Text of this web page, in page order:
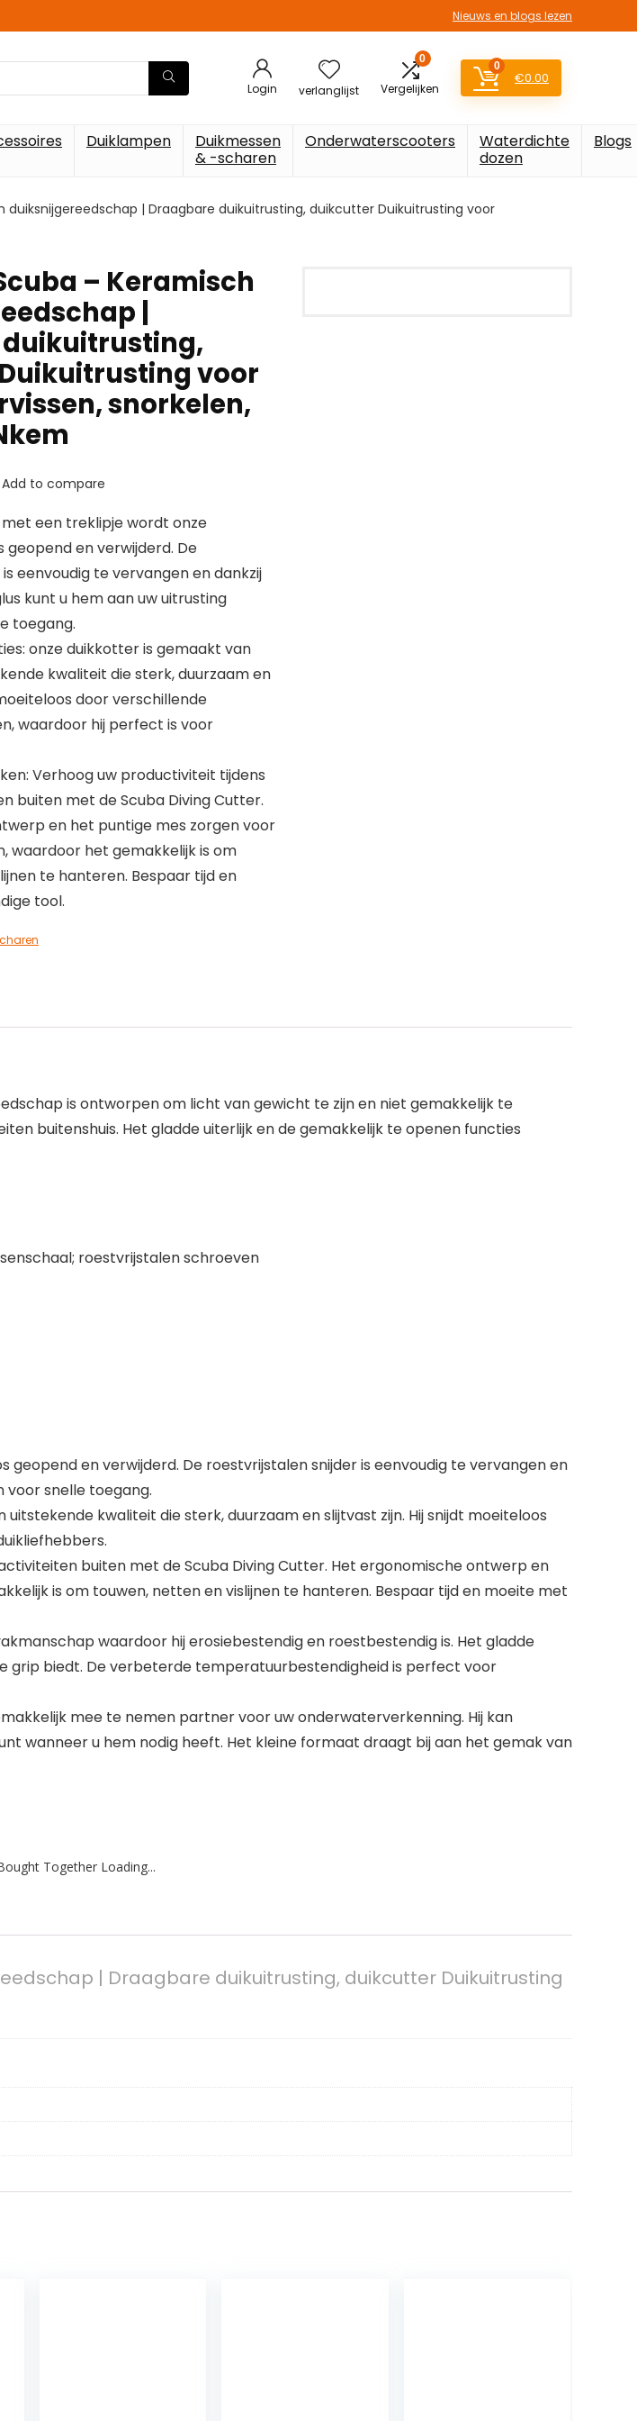
Nieuws en blogs lezen
Login verlanglijst
0
Vergelijken
0
€0.00
Duiklampen
Duikmessen
& -scharen
Onderwaterscooters
Waterdichte
dozen
Blogs
duiksnijgereedschap | Draagbare duikuitrusting, duikcutter Duikuitrusting voor
– Keramisch
|
voor
snorkelen,
Add to compare
een treklipje wordt onze
en verwijderd. De
eenvoudig te vervangen en dankzij
kunt u hem aan uw uitrusting
toegang.
onze duikkotter is gemaakt van
kwaliteit die sterk, duurzaam en
door verschillende
waardoor hij perfect is voor
Verhoog uw productiviteit tijdens
buiten met de Scuba Diving Cutter.
en het puntige mes zorgen voor
waardoor het gemakkelijk is om
te hanteren. Bespaar tijd en
tool.
is ontworpen om licht van gewicht te zijn en niet gemakkelijk te
buitenshuis. Het gladde uiterlijk en de gemakkelijk te openen functies
roestvrijstalen schroeven
en verwijderd. De roestvrijstalen snijder is eenvoudig te vervangen en
voor snelle toegang.
kwaliteit die sterk, duurzaam en slijtvast zijn. Hij snijdt moeiteloos
buiten met de Scuba Diving Cutter. Het ergonomische ontwerp en
is om touwen, netten en vislijnen te hanteren. Bespaar tijd en moeite met
waardoor hij erosiebestendig en roestbestendig is. Het gladde
grip biedt. De verbeterde temperatuurbestendigheid is perfect voor
mee te nemen partner voor uw onderwaterverkenning. Hij kan
wanneer u hem nodig heeft. Het kleine formaat draagt bij aan het gemak van
Together Loading...
| Draagbare duikuitrusting, duikcutter Duikuitrusting